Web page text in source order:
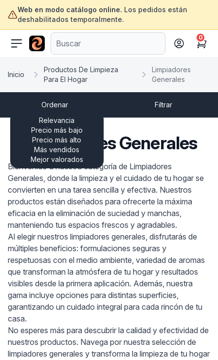
Web en modo catálogo online. Los pedidos están
deshabilitados temporalmente.
ofertasinformatica.com
Cart
0
Inicio
Productos De Limpieza
Para El Hogar
Limpiadores
Generales
Ordenar
Relevancia
Precio más bajo
Precio más alto
Más vendidos
Mejor valorados
Filtrar
Limpiadores Generales
Bienvenido a nuestra categoría de Limpiadores
Generales, donde la limpieza y el cuidado de tu hogar se
convierten en una tarea sencilla y efectiva. Nuestros
productos están diseñados para ofrecerte la máxima
eficacia en la eliminación de suciedad y manchas,
manteniendo tus espacios frescos y agradables.
Al elegir nuestros limpiadores generales, disfrutarás de
múltiples beneficios: formulaciones seguras y
respetuosas con el medio ambiente, variedad de aromas
que transforman la atmósfera de tu hogar y resultados
visibles desde la primera aplicación. Además, nuestra
gama incluye opciones para distintas superficies,
garantizando un cuidado integral para cada rincón de tu
casa.
No esperes más para descubrir la calidad y efectividad de
nuestros productos. Navega por nuestra selección de
limpiadores generales y transforma la limpieza de tu hogar